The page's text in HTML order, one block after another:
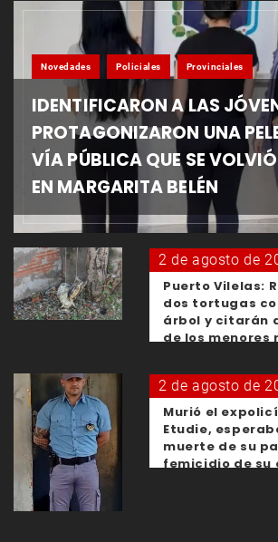
Novedades Policiales Provinciales
IDENTIFICARON A LAS
PROTAGONIZARON UNA
VÍA PÚBLICA QUE SE
EN MARGARITA BELÉN
2 de agosto de
Puerto Vilelas:
dos tortugas
árbol y citarán
de los menores
2 de agosto de
Murió el
Etudie,
muerte de su
femicidio de su